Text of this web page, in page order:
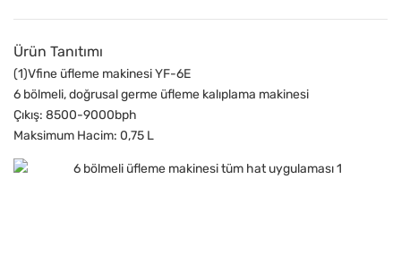
Ürün Tanıtımı
(1)Vfine üfleme makinesi YF-6E
6 bölmeli, doğrusal germe üfleme kalıplama makinesi
Çıkış: 8500-9000bph
Maksimum Hacim: 0,75 L